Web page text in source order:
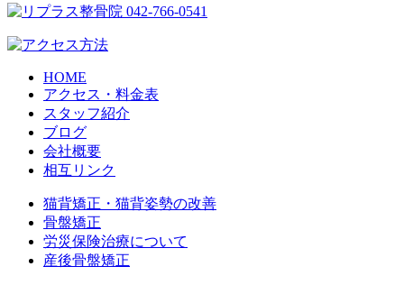
HOME
アクセス・料金表
スタッフ紹介
ブログ
会社概要
相互リンク
猫背矯正・猫背姿勢の改善
骨盤矯正
労災保険治療について
産後骨盤矯正